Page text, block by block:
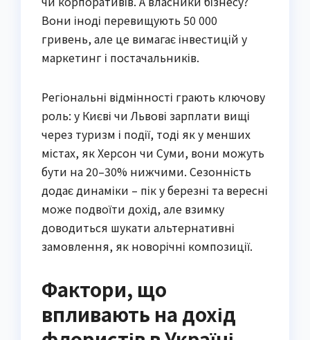
Вони іноді перевищують 50 000
гривень, але це вимагає інвестицій у
маркетинг і постачальників.
Регіональні відмінності грають ключову
роль: у Києві чи Львові зарплати вищі
через туризм і події, тоді як у менших
містах, як Херсон чи Суми, вони можуть
бути на 20–30% нижчими. Сезонність
додає динаміки – пік у березні та вересні
може подвоїти дохід, але взимку
доводиться шукати альтернативні
замовлення, як новорічні композиції.
Фактори, що
впливають на дохід